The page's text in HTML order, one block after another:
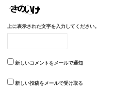
上に表示された文字を入力してください。
新しいコメントをメールで通知
新しい投稿をメールで受け取る